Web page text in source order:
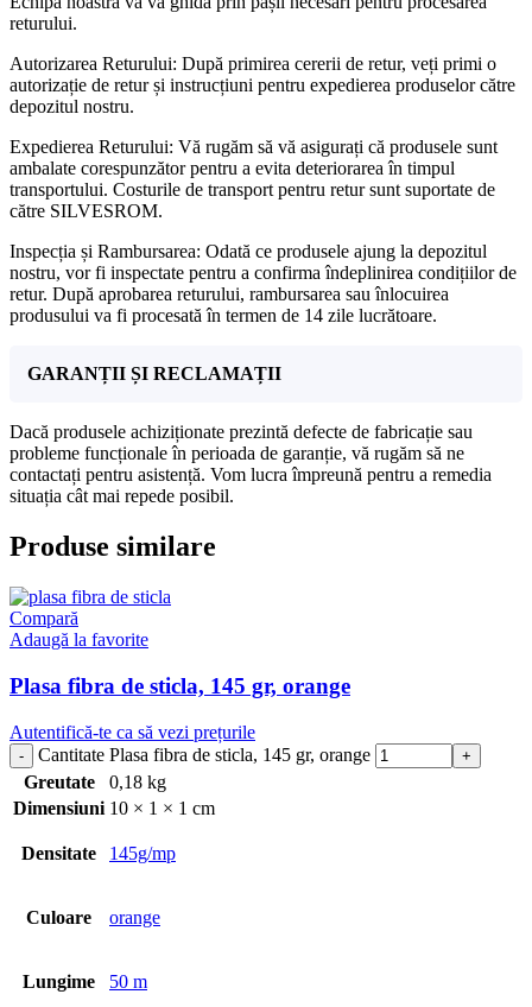
returului.
Autorizarea Returului: După primirea cererii de retur, veți primi o
autorizație de retur și instrucțiuni pentru expedierea produselor către
depozitul nostru.
Expedierea Returului: Vă rugăm să vă asigurați că produsele sunt
ambalate corespunzător pentru a evita deteriorarea în timpul
transportului. Costurile de transport pentru retur sunt suportate de
către SILVESROM.
Inspecția și Rambursarea: Odată ce produsele ajung la depozitul
nostru, vor fi inspectate pentru a confirma îndeplinirea condițiilor de
retur. După aprobarea returului, rambursarea sau înlocuirea
produsului va fi procesată în termen de 14 zile lucrătoare.
GARANȚII ȘI RECLAMAȚII
Dacă produsele achiziționate prezintă defecte de fabricație sau
probleme funcționale în perioada de garanție, vă rugăm să ne
contactați pentru asistență. Vom lucra împreună pentru a remedia
situația cât mai repede posibil.
Produse similare
Compară
Adaugă la favorite
Plasa fibra de sticla, 145 gr, orange
Autentifică-te ca să vezi prețurile
Cantitate Plasa fibra de sticla, 145 gr, orange
Greutate
0,18 kg
Dimensiuni 10 × 1 × 1 cm
Densitate 145g/mp
Culoare orange
Lungime 50 m